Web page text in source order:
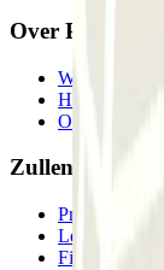
Over Parclick
Wie we zijn
Hoe het werkt
Onze
Zullen we
Professionals
Leverancier
Filialen